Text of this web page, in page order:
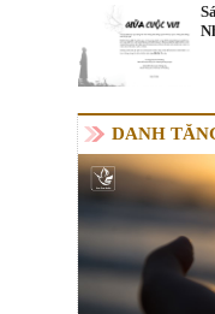
DANH